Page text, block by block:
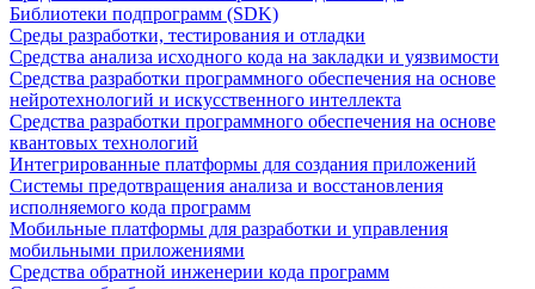
Библиотеки подпрограмм (SDK)
Среды разработки, тестирования и отладки
Средства анализа исходного кода на закладки и уязвимости
Средства разработки программного обеспечения на основе
нейротехнологий и искусственного интеллекта
Средства разработки программного обеспечения на основе
квантовых технологий
Интегрированные платформы для создания приложений
Системы предотвращения анализа и восстановления
исполняемого кода программ
Мобильные платформы для разработки и управления
мобильными приложениями
Средства обратной инженерии кода программ